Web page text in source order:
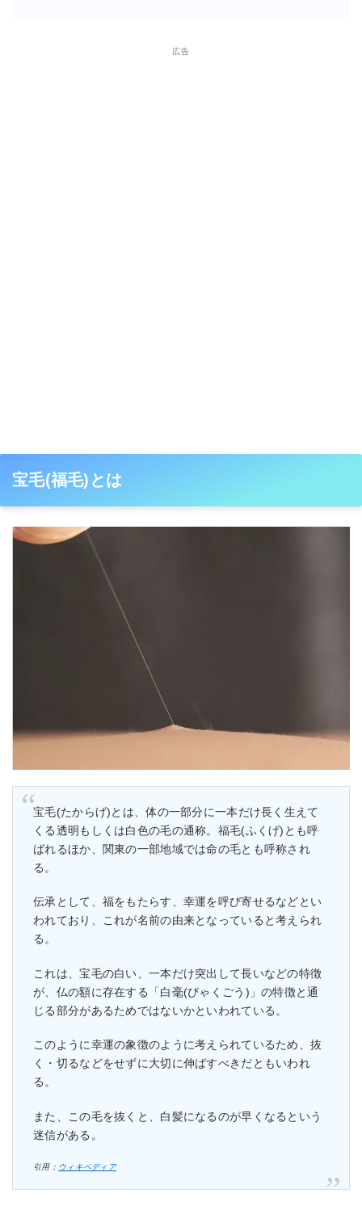
広告
宝毛(福毛)とは
宝毛(たからげ)とは、体の一部分に一本だけ長く生えて
くる透明もしくは白色の毛の通称。福毛(ふくげ)とも呼
ばれるほか、関東の一部地域では命の毛とも呼称され
る。
伝承として、福をもたらす、幸運を呼び寄せるなどとい
われており、これが名前の由来となっていると考えられ
る。
これは、宝毛の白い、一本だけ突出して長いなどの特徴
が、仏の額に存在する「白毫(びゃくごう)」の特徴と通
じる部分があるためではないかといわれている。
このように幸運の象徴のように考えられているため、抜
く・切るなどをせずに大切に伸ばすべきだともいわれ
る。
また、この毛を抜くと、白髪になるのが早くなるという
迷信がある。
引用： ウィキペディア